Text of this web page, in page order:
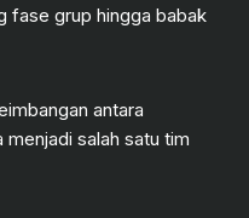
fase grup hingga babak
antara
salah satu tim